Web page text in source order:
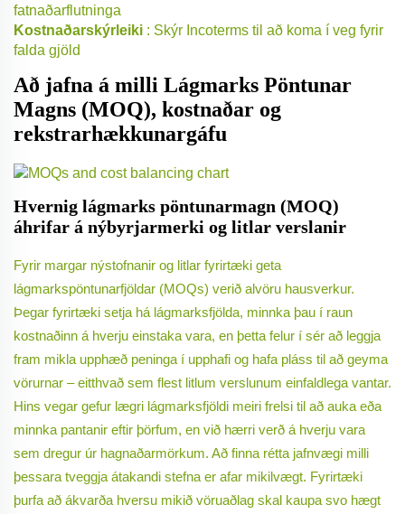
fatnaðarflutninga
Kostnaðarskýrleiki : Skýr Incoterms til að koma í veg fyrir
falda gjöld
Að jafna á milli Lágmarks Pöntunar
Magns (MOQ), kostnaðar og
rekstrarhækkunargáfu
Hvernig lágmarks pöntunarmagn (MOQ)
áhrifar á nýbyrjarmerki og litlar verslanir
Fyrir margar nýstofnanir og litlar fyrirtæki geta
lágmarkspöntunarfjöldar (MOQs) verið alvöru hausverkur.
Þegar fyrirtæki setja há lágmarksfjölda, minnka þau í raun
kostnaðinn á hverju einstaka vara, en þetta felur í sér að leggja
fram mikla upphæð peninga í upphafi og hafa pláss til að geyma
vörurnar – eitthvað sem flest litlum verslunum einfaldlega vantar.
Hins vegar gefur lægri lágmarksfjöldi meiri frelsi til að auka eða
minnka pantanir eftir þörfum, en við hærri verð á hverju vara
sem dregur úr hagnaðarmörkum. Að finna rétta jafnvægi milli
þessara tveggja átakandi stefna er afar mikilvægt. Fyrirtæki
þurfa að ákvarða hversu mikið vöruaðlag skal kaupa svo hægt